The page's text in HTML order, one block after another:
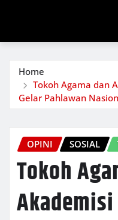
Home
Tokoh Agama dan
Gelar Pahlawan
OPINI SOSIAL
Tokoh